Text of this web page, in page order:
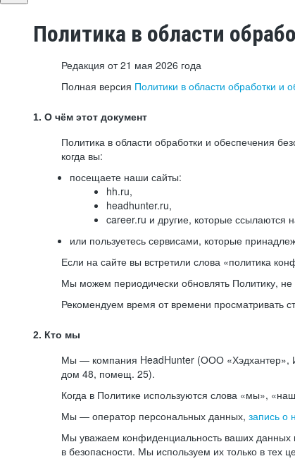
Политика в области
Редакция от 21 мая 2026 года
Полная версия Политики в области обработки и
1. О чём этот документ
Политика в области обработки и обеспечения
когда вы:
посещаете наши сайты:
hh.ru,
headhunter.ru,
career.ru и другие, которые ссылаются
или пользуетесь сервисами, которые
Если на сайте вы встретили слова «политика
Мы можем периодически обновлять Политику, не
Рекомендуем время от времени просматривать
2. Кто мы
Мы — компания HeadHunter (ООО «Хэдхантер»,
дом 48, помещ. 25).
Когда в Политике используются слова «мы»,
Мы — оператор персональных данных, запись о
Мы уважаем конфиденциальность ваших данных
в безопасности. Мы используем их только в тех